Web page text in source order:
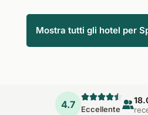
Mostra tutti gli hotel per
4.7 Eccellente